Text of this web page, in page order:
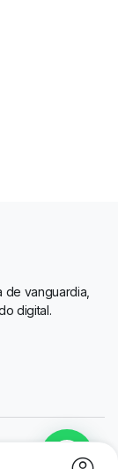
de vanguardia,
digital.